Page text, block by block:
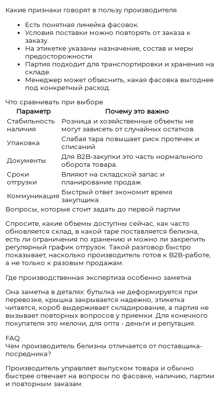
Какие признаки говорят в пользу производителя
Есть понятная линейка фасовок.
Условия поставки можно повторять от заказа к
заказу.
На этикетке указаны назначение, состав и меры
предосторожности.
Партия подходит для транспортировки и хранения на
складе.
Менеджер может объяснить, какая фасовка выгоднее
под конкретный расход.
Что сравнивать при выборе
Параметр
Почему это важно
Стабильность
наличия
Розница и хозяйственные объекты не
могут зависеть от случайных остатков.
Упаковка
Слабая тара повышает риск протечек и
списаний.
Документы
Для B2B-закупки это часть нормального
оборота товара.
Сроки
отгрузки
Влияют на складской запас и
планирование продаж.
Коммуникация Быстрый ответ экономит время
закупщика.
Вопросы, которые стоит задать до первой партии
Спросите, какие объемы доступны сейчас, как часто
обновляется склад, в какой таре поставляется белизна,
есть ли ограничения по хранению и можно ли закрепить
регулярный график отгрузок. Такой разговор быстро
показывает, насколько производитель готов к B2B-работе,
а не только к разовым продажам.
Где производственная экспертиза особенно заметна
Она заметна в деталях: бутылка не деформируется при
перевозке, крышка закрывается надежно, этикетка
читается, короб выдерживает складирование, а партия не
вызывает повторных вопросов у приемки. Для конечного
покупателя это мелочи, для опта - деньги и репутация.
FAQ
Чем производитель белизны отличается от поставщика-
посредника?
Производитель управляет выпуском товара и обычно
быстрее отвечает на вопросы по фасовке, наличию, партии
и повторным заказам.